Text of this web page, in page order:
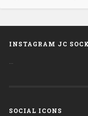
INSTAGRAM JC
…
SOCIAL ICONS